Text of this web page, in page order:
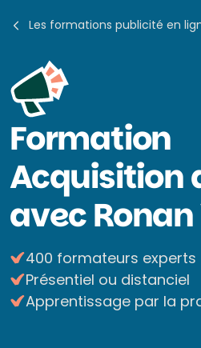
Les formations publicité en
Formation
Acquisition
avec
400 formateurs experts
Présentiel ou distanciel
Apprentissage par la